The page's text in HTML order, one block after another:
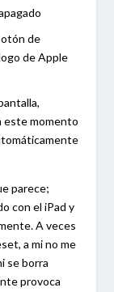
de
de Apple
este momento
parece;
con el iPad y
A veces
a mi no me
se borra
provoca